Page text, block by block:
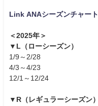
Link ANAシーズンチャート
＜2025年＞
▼L（ローシーズン）
1/9～2/28
4/3～4/23
12/1～12/24
▼R（レギュラーシーズン）